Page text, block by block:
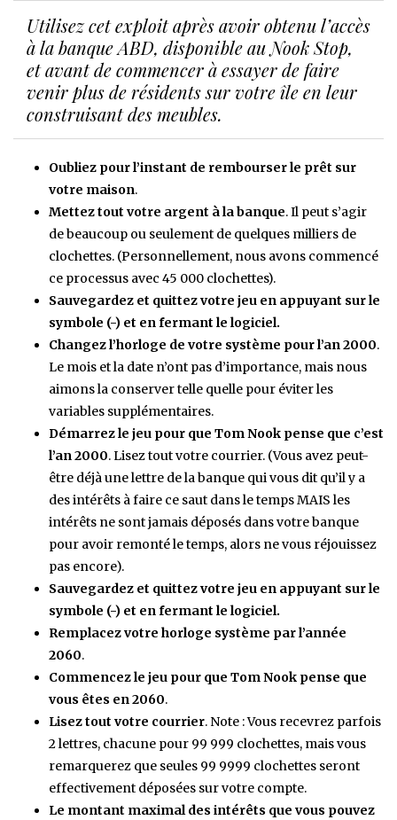
Utilisez cet exploit après avoir obtenu l’accès
à la banque ABD, disponible au Nook Stop,
et avant de commencer à essayer de faire
venir plus de résidents sur votre île en leur
construisant des meubles.
Oubliez pour l’instant de rembourser le prêt sur
votre maison.
Mettez tout votre argent à la banque. Il peut s’agir
de beaucoup ou seulement de quelques milliers de
clochettes. (Personnellement, nous avons commencé
ce processus avec 45 000 clochettes).
Sauvegardez et quittez votre jeu en appuyant sur le
symbole (-) et en fermant le logiciel.
Changez l’horloge de votre système pour l’an 2000.
Le mois et la date n’ont pas d’importance, mais nous
aimons la conserver telle quelle pour éviter les
variables supplémentaires.
Démarrez le jeu pour que Tom Nook pense que c’est
l’an 2000. Lisez tout votre courrier. (Vous avez peut-
être déjà une lettre de la banque qui vous dit qu’il y a
des intérêts à faire ce saut dans le temps MAIS les
intérêts ne sont jamais déposés dans votre banque
pour avoir remonté le temps, alors ne vous réjouissez
pas encore).
Sauvegardez et quittez votre jeu en appuyant sur le
symbole (-) et en fermant le logiciel.
Remplacez votre horloge système par l’année
2060.
Commencez le jeu pour que Tom Nook pense que
vous êtes en 2060.
Lisez tout votre courrier. Note : Vous recevrez parfois
2 lettres, chacune pour 99 999 clochettes, mais vous
remarquerez que seules 99 9999 clochettes seront
effectivement déposées sur votre compte.
Le montant maximal des intérêts que vous pouvez